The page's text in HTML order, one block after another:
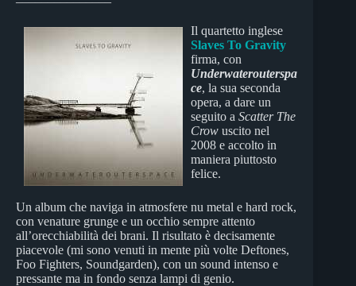
Il quartetto inglese
Slaves To Gravity
firma, con
Underwaterouterspa
ce, la sua seconda
opera, a dare un
seguito a Scatter The
Crow uscito nel
2008 e accolto in
maniera piuttosto
felice.
Un album che naviga in atmosfere nu metal e hard rock,
con venature grunge e un occhio sempre attento
all’orecchiabilità dei brani. Il risultato è decisamente
piacevole (mi sono venuti in mente più volte Deftones,
Foo Fighters, Soundgarden), con un sound intenso e
pressante ma in fondo senza lampi di genio.